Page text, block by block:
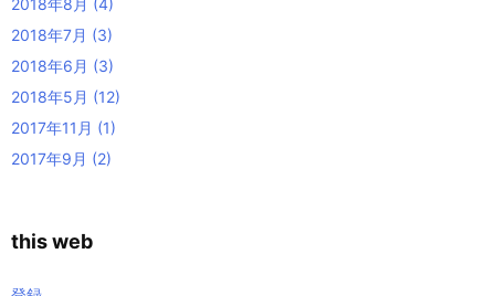
2018年8月 (4)
2018年7月 (3)
2018年6月 (3)
2018年5月 (12)
2017年11月 (1)
2017年9月 (2)
this web